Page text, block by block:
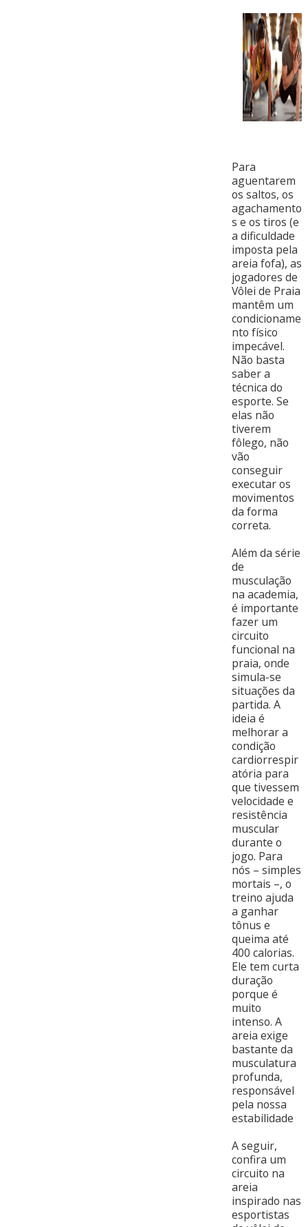
Para
aguentarem
os saltos, os
agachamento
s e os tiros (e
a dificuldade
imposta pela
areia fofa), as
jogadores de
Vôlei de Praia
mantêm um
condicioname
nto físico
impecável.
Não basta
saber a
técnica do
esporte. Se
elas não
tiverem
fôlego, não
vão
conseguir
executar os
movimentos
da forma
correta.
Além da série
de
musculação
na academia,
é importante
fazer um
circuito
funcional na
praia, onde
simula-se
situações da
partida. A
ideia é
melhorar a
condição
cardiorrespir
atória para
que tivessem
velocidade e
resistência
muscular
durante o
jogo. Para
nós – simples
mortais –, o
treino ajuda
a ganhar
tônus e
queima até
400 calorias.
Ele tem curta
duração
porque é
muito
intenso. A
areia exige
bastante da
musculatura
profunda,
responsável
pela nossa
estabilidade
A seguir,
confira um
circuito na
areia
inspirado nas
esportistas